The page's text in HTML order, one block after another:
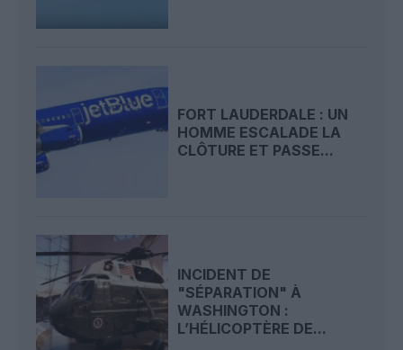
FORT LAUDERDALE : UN
HOMME ESCALADE LA
CLÔTURE ET PASSE...
INCIDENT DE
"SÉPARATION" À
WASHINGTON :
L’HÉLICOPTÈRE DE...